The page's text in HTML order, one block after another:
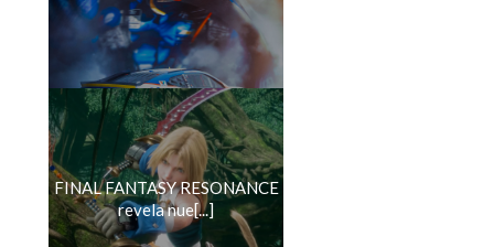
FINAL FANTASY RESONANCE
revela nue[...]